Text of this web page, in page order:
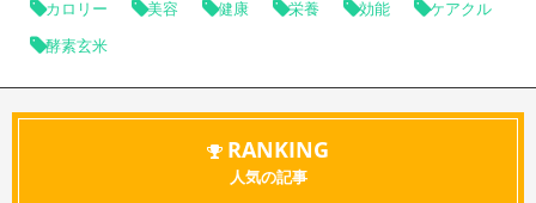
カロリー 美容 健康 栄養 効能 ケアクル
酵素玄米
RANKING
人気の記事